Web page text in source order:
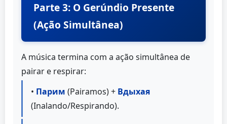
Parte 3: O Gerúndio Presente
(Ação Simultânea)
A música termina com a ação simultânea de
pairar e respirar:
• Парим (Pairamos) + Вдыхая
(Inalando/Respirando).